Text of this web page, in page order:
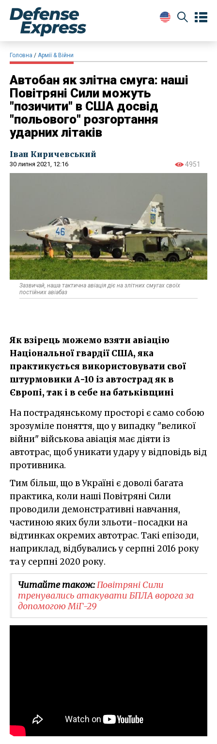
Головна Армії & Війни
Автобан як злітна смуга: наші
Повітряні Сили можуть
"позичити" в США досвід
"польового" розгортання
ударних літаків
Іван Киричевський
30 липня 2021, 12:16 4951
Зазвичай, наша тактична авіація діє на злітних смугах своїх
постійних авіабаз
Як взірець можемо взяти авіацію
Національної гвардії США, яка
практикується використовувати свої
штурмовики А-10 із автострад як в
Європі, так і в себе на батьківщині
На пострадянському просторі є само собою
зрозуміле поняття, що у випадку "великої
війни" військова авіація має діяти із
автотрас, щоб уникати удару у відповідь від
противника.
Тим більш, що в Україні є доволі багата
практика, коли наші Повітряні Сили
проводили демонстративні навчання,
частиною яких були зльоти-посадки на
відтинках окремих автотрас. Такі епізоди,
наприклад, відбувались у серпні 2016 року
та у серпні 2020 року.
Читайте також:Повітряні Сили
тренувались атакувати БПЛА ворога за
допомогою МіГ-29